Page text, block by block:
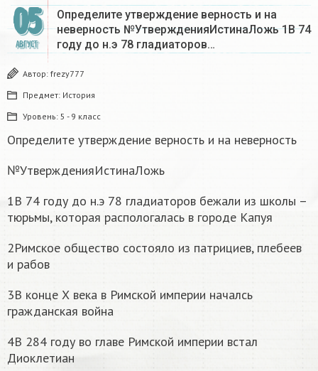
05
АВГУСТ
Определите утверждение верность и на
неверность №УтвержденияИстинаЛожь 1В 74
году до н.э 78 гладиаторов…
Автор: frezy777
Предмет: История
Уровень: 5 - 9 класс
Определите утверждение верность и на неверность
№УтвержденияИстинаЛожь
1В 74 году до н.э 78 гладиаторов бежали из школы –
тюрьмы, которая распологалась в городе Капуя
2Римское общество состояло из патрициев, плебеев
и рабов
3В конце Х века в Римской империи началсь
гражданская война
4В 284 году во главе Римской империи встал
Диоклетиан